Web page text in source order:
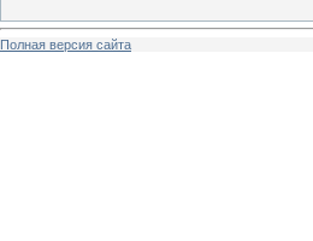
Полная версия сайта